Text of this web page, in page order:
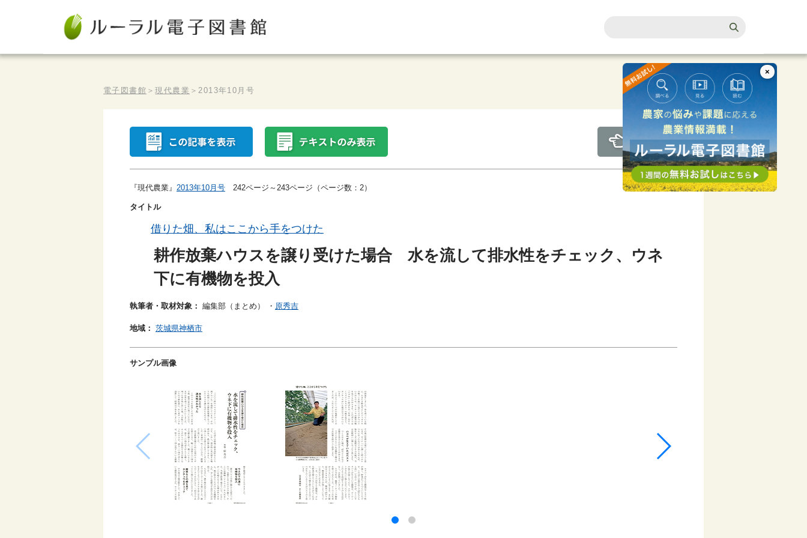
電子図書館 ＞現代農業 ＞2013年10月号
『現代農業』 2013年10月号 242ページ～243ページ（ページ数：2）
タイトル
借りた畑、私はここから手をつけた
耕作放棄ハウスを譲り受けた場合 水を流して排水性をチェック、ウネ
下に有機物を投入
執筆者・取材対象： 編集部（まとめ） ・ 原秀吉
地域： 茨城県神栖市
サンプル画像
×